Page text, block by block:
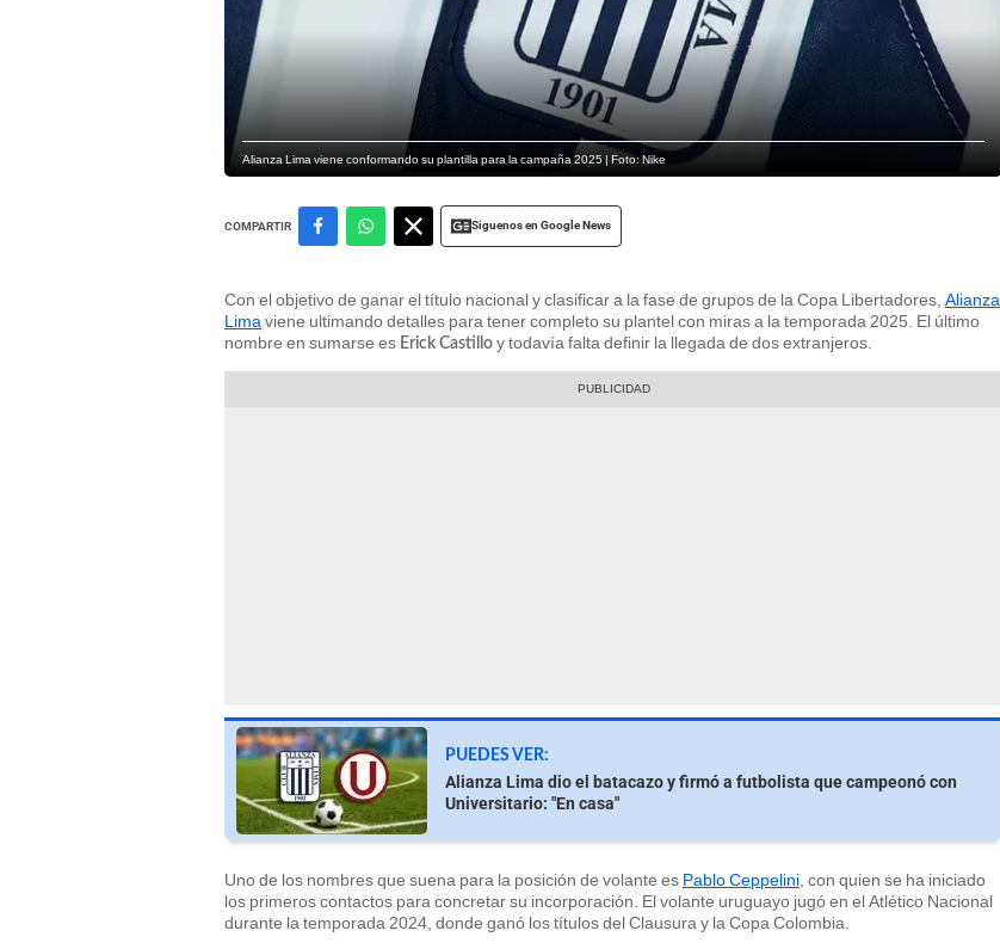
Alianza Lima viene conformando su plantilla para la campaña 2025 | Foto: Nike
COMPARTIR Siguenos en Google News
Con el objetivo de ganar el título nacional y clasificar a la fase de grupos de la Copa Libertadores, Alianza
Lima viene ultimando detalles para tener completo su plantel con miras a la temporada 2025. El último
nombre en sumarse es Erick Castillo y todavía falta definir la llegada de dos extranjeros.
PUEDES VER:
Alianza Lima dio el batacazo y firmó a futbolista que campeonó con
Universitario: "En casa"
Uno de los nombres que suena para la posición de volante es Pablo Ceppelini , con quien se ha iniciado
los primeros contactos para concretar su incorporación. El volante uruguayo jugó en el Atlético Nacional
durante la temporada 2024, donde ganó los títulos del Clausura y la Copa Colombia.